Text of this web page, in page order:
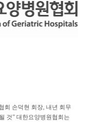
회 손덕현 회장, 내년 회무
것” 대한요양병원협회는
하고, ...